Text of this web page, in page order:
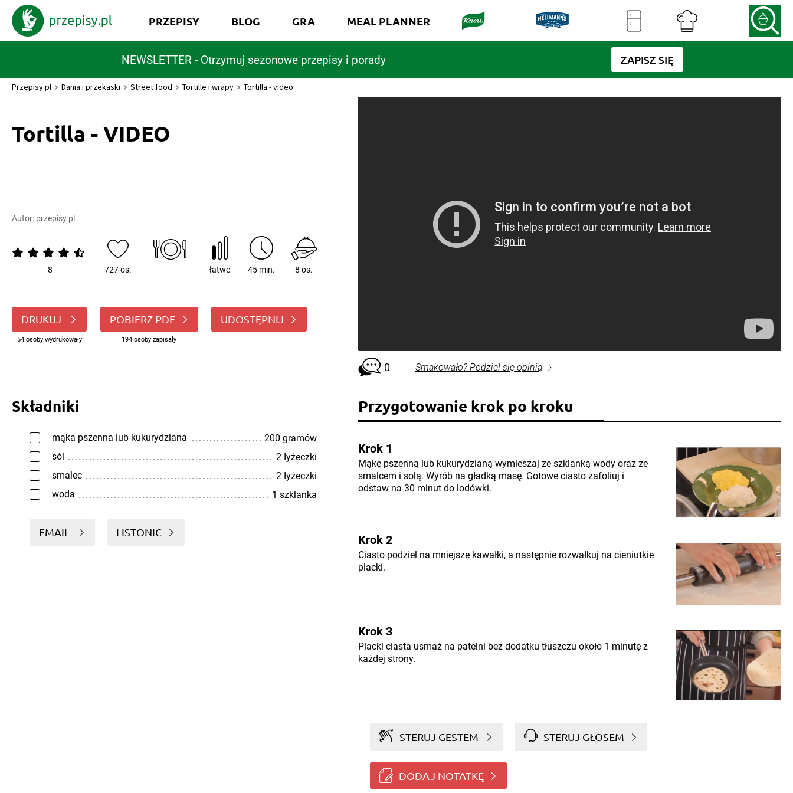
NEWSLETTER - Otrzymuj sezonowe przepisy i porady ZAPISZ SIĘ
PRZEPISY BLOG GRA MEAL PLANNER
Przepisy.pl Dania i przekąski Street food Tortille i wrapy Tortilla - video
Tortilla - VIDEO
Autor: przepisy.pl
8 727 os. łatwe 45 min. 8 os.
DRUKUJ
54 osoby wydrukowały
POBIERZ PDF
194 osoby zapisały
UDOSTĘPNIJ
0 Smakowało? Podziel się opinią
Składniki
mąka pszenna lub kukurydziana
200 gramów
sól
2 łyżeczki
smalec
2 łyżeczki
woda
1 szklanka
EMAIL LISTONIC
Przygotowanie krok po kroku
Krok 1
Mąkę pszenną lub kukurydzianą wymieszaj ze szklanką wody oraz ze
smalcem i solą. Wyrób na gładką masę. Gotowe ciasto zafoliuj i
odstaw na 30 minut do lodówki.
Krok 2
Ciasto podziel na mniejsze kawałki, a następnie rozwałkuj na cieniutkie
placki.
Krok 3
Placki ciasta usmaż na patelni bez dodatku tłuszczu około 1 minutę z
każdej strony.
STERUJ GESTEM STERUJ GŁOSEM
DODAJ NOTATKĘ